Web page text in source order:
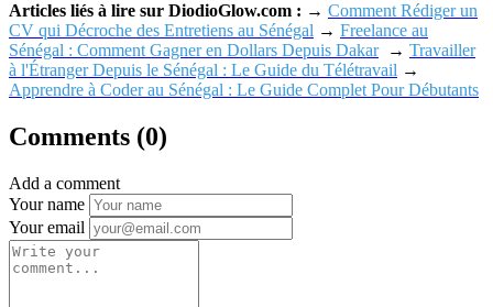
Articles liés à lire sur DiodioGlow.com : → Comment Rédiger un
CV qui Décroche des Entretiens au Sénégal → Freelance au
Sénégal : Comment Gagner en Dollars Depuis Dakar→ Travailler
à l'Étranger Depuis le Sénégal : Le Guide du Télétravail →
Apprendre à Coder au Sénégal : Le Guide Complet Pour Débutants
Comments (0)
Add a comment
Your name
Your email